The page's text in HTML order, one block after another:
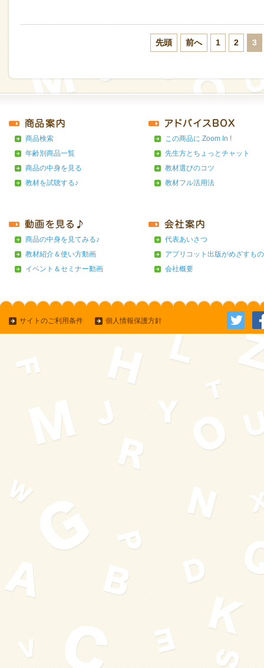
先頭 前へ 1 2 3
商品検索
年齢別商品一覧
商品の中身を見る
教材を試聴する♪
この商品に Zoom In !
先生方とちょっとチャット
教材選びのコツ
教材フル活用法
商品の中身を見てみる♪
教材紹介＆使い方動画
イベント＆セミナー動画
代表あいさつ
アプリコット出版がめざすもの
会社概要
サイトのご利用条件 個人情報保護方針